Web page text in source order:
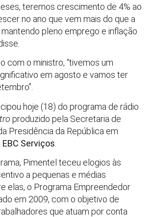
teremos crescimento de 4% ao
no ano que vem mais do que a
mantendo pleno emprego e inflação
com o ministro, “tivemos um
em agosto e vamos ter
hoje (18) do programa de rádio
produzido pela Secretaria de
Presidência da República em
EBC Serviços
Pimentel teceu elogios às
a pequenas e médias
elas, o Programa Empreendedor
em 2009, com o objetivo de
que atuam por conta